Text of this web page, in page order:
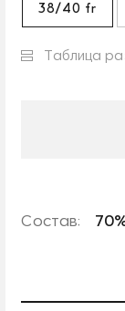
38/40 fr
Таблица
Состав: